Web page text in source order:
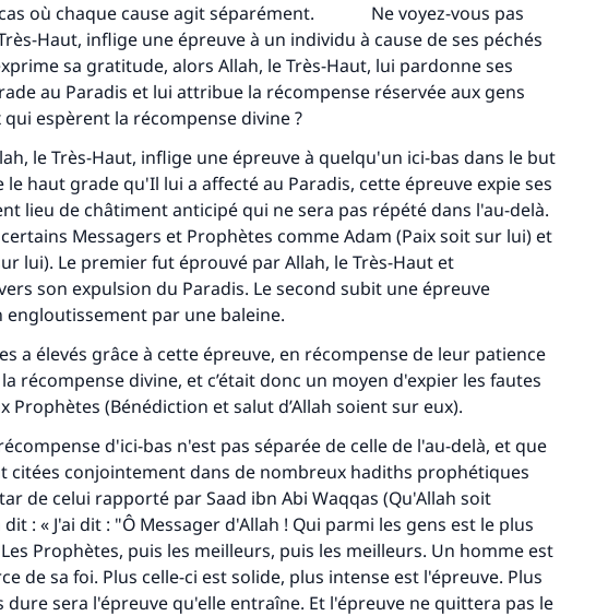
où chaque cause agit séparément. Ne voyez-vous pas
Haut, inflige une épreuve à un individu à cause de ses péchés
sa gratitude, alors Allah, le Très-Haut, lui pardonne ses
au Paradis et lui attribue la récompense réservée aux gens
espèrent la récompense divine ?
le Très-Haut, inflige une épreuve à quelqu'un ici-bas dans le but
haut grade qu'Il lui a affecté au Paradis, cette épreuve expie ses
lieu de châtiment anticipé qui ne sera pas répété dans l'au-delà.
Messagers et Prophètes comme Adam (Paix soit sur lui) et
lui). Le premier fut éprouvé par Allah, le Très-Haut et
son expulsion du Paradis. Le second subit une épreuve
engloutissement par une baleine.
a élevés grâce à cette épreuve, en récompense de leur patience
récompense divine, et c’était donc un moyen d'expier les fautes
Prophètes (Bénédiction et salut d’Allah soient sur eux).
d'ici-bas n'est pas séparée de celle de l'au-delà, et que
citées conjointement dans de nombreux hadiths prophétiques
de celui rapporté par Saad ibn Abi Waqqas (Qu'Allah soit
: « J'ai dit : "Ô Messager d'Allah ! Qui parmi les gens est le plus
Prophètes, puis les meilleurs, puis les meilleurs. Un homme est
de sa foi. Plus celle-ci est solide, plus intense est l'épreuve. Plus
dure sera l'épreuve qu'elle entraîne. Et l'épreuve ne quittera pas le